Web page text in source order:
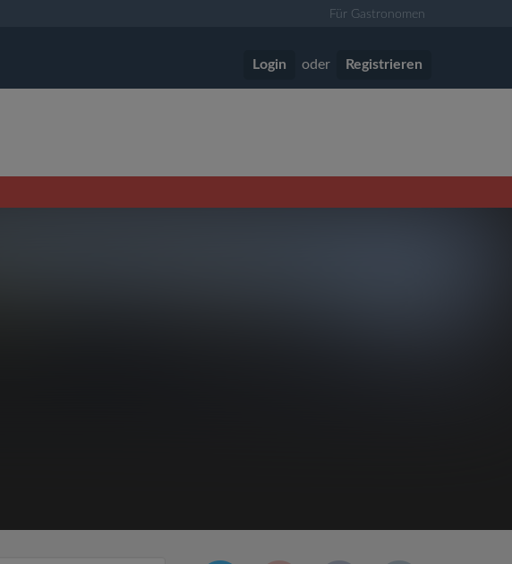
Für Gastronomen
Login oder Registrieren